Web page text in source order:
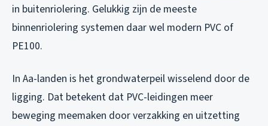
in buitenriolering. Gelukkig zijn de meeste
binnenriolering systemen daar wel modern PVC of
PE100.
In Aa-landen is het grondwaterpeil wisselend door de
ligging. Dat betekent dat PVC-leidingen meer
beweging meemaken door verzakking en uitzetting